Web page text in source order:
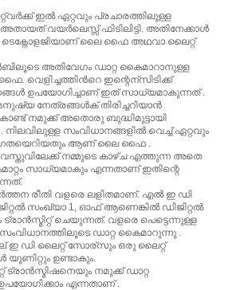
ഇൽ ഏറ്റവും പ്രചാരത്തിലുള്ള
വയർലെസ്സ് ഫിടിലിട്ടി. അതിനേക്കാൾ
് ലൈ ഫൈ അഥവാ ലൈറ്റ്
അതിവേഗം ഡാറ്റ കൈമാറാനുള്ള
വെളിച്ചത്തിന്‍റെ ഇന്റെന്സിടിക്ക്
ഉപയോഗിച്ചാണ് ഇത് സാധ്യമാകുന്നത് .
നേത്രങ്ങള്‍ക് തിരിച്ചറിയാന്‍
നമുക്ക് അതൊരു ബുദ്ധിമുട്ടായി
സംവിധാനങ്ങളില്‍ വെച്ച് ഏറ്റവും
ആണ് ലൈ ഫൈ .
നമ്മുടെ കാഴ്ച എത്തുന്ന അതെ
സാധ്യമാകും എന്നതാണ് ഇതിന്റെ
രീതി വളരെ ലളിതമാണ്. എല്‍ ഇ ഡി
സംഖ്യാ 1, ഓഫ്‌ ആണെങ്കില്‍ ഡിജിറ്റല്‍
ചെയുന്നത്. വളരെ പെട്ടെന്നുള്ള
ഡാറ്റ കൈമാറുന്നു .
ഇ ഡി ലൈറ്റ് സോര്സും ഒരു ലൈറ്റ്
ഉണ്ടാകും.
നമുക്ക് ഡാറ്റ
ഉപയോഗിക്കാം എന്നതാണ് .